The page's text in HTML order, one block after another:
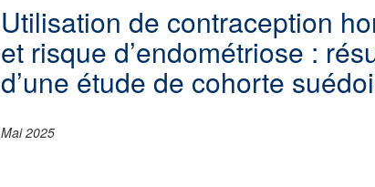
Utilisation de contraception
et risque d’endométriose :
d’une étude de cohorte
Mai 2025